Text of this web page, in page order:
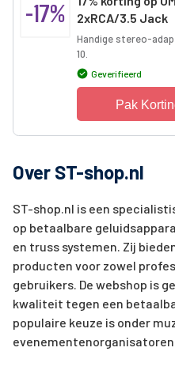
-17%
2xRCA/3.5 Jack
Handige stereo-
10.
Geverifieerd
Pak
Over ST-shop.nl
ST-shop.nl is een
op betaalbare
en truss systemen. Zij
producten voor zowel
gebruikers. De webshop is
kwaliteit tegen een
populaire keuze is onder
evenementenorganisatoren